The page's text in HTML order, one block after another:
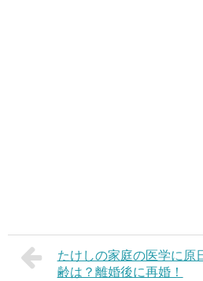
たけしの家庭の医学に原
齢は？離婚後に再婚！